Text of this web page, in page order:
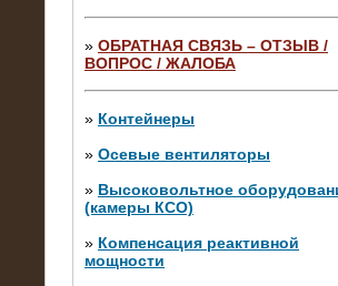
» ОБРАТНАЯ СВЯЗЬ – ОТЗЫВ /
ВОПРОС / ЖАЛОБА
» Контейнеры
» Осевые вентиляторы
» Высоковольтное
(камеры КСО)
» Компенсация реактивной
мощности
10.04.2015
Аренда нагрузочного модуля 4
10 кВ